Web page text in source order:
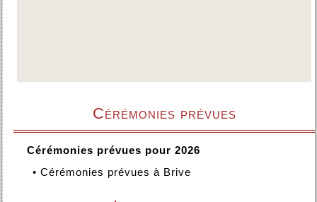
Cérémonies prévues
Cérémonies prévues pour 2026
• Cérémonies prévues à Brive